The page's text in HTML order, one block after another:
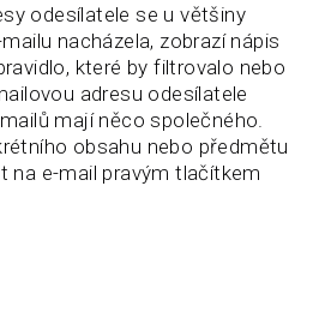
odesílatele se u většiny
nacházela, zobrazí nápis
které by filtrovalo nebo
adresu odesílatele
mají něco společného.
obsahu nebo předmětu
na e-mail pravým tlačítkem